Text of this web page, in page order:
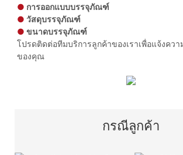
● การออกแบบบรรจุภัณฑ์
●วัสดุบรรจุภัณฑ์
●ขนาดบรรจุภัณฑ์
โปรดติดต่อทีมบริการลูกค้าของเราเพื่อแจ้งควา
ของคุณ
กรณีลูกค้า